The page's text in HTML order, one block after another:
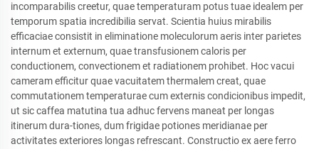
incomparabilis creetur, quae temperaturam potus tuae idealem per
temporum spatia incredibilia servat. Scientia huius mirabilis
efficaciae consistit in eliminatione moleculorum aeris inter parietes
internum et externum, quae transfusionem caloris per
conductionem, convectionem et radiationem prohibet. Hoc vacui
cameram efficitur quae vacuitatem thermalem creat, quae
commutationem temperaturae cum externis condicionibus impedit,
ut sic caffea matutina tua adhuc fervens maneat per longas
itinerum dura-tiones, dum frigidae potiones meridianae per
activitates exteriores longas refrescant. Constructio ex aere ferro